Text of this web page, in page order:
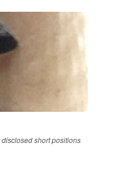
short positions